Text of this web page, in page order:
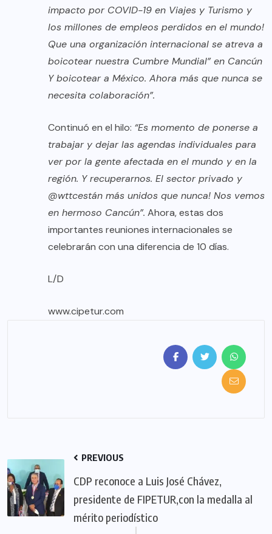
impacto por COVID-19 en Viajes y Turismo y
los millones de empleos perdidos en el mundo!
Que una organización internacional se atreva a
boicotear nuestra Cumbre Mundial” en Cancún
Y boicotear a México. Ahora más que nunca se
necesita colaboración”.
Continuó en el hilo: “Es momento de ponerse a
trabajar y dejar las agendas individuales para
ver por la gente afectada en el mundo y en la
región. Y recuperarnos. El sector privado y
@wttcestán más unidos que nunca! Nos vemos
en hermoso Cancún”. Ahora, estas dos
importantes reuniones internacionales se
celebrarán con una diferencia de 10 días.
L/D
www.cipetur.com
PREVIOUS
CDP reconoce a Luis José Chávez,
presidente de FIPETUR,con la medalla al
mérito periodístico